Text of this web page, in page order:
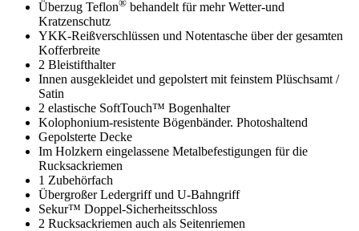
Überzug Teflon® behandelt für mehr Wetter-und
Kratzenschutz
YKK-Reißverschlüssen und Notentasche über der gesamten
Kofferbreite
2 Bleistifthalter
Innen ausgekleidet und gepolstert mit feinstem Plüschsamt /
Satin
2 elastische SoftTouch™ Bogenhalter
Kolophonium-resistente Bögenbänder. Photoshaltend
Gepolsterte Decke
Im Holzkern eingelassene Metalbefestigungen für die
Rucksackriemen
1 Zubehörfach
Übergroßer Ledergriff und U-Bahngriff
Sekur™ Doppel-Sicherheitsschloss
2 Rucksackriemen auch als Seitenriemen